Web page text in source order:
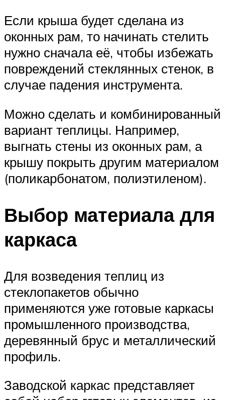
Если крыша будет сделана из
оконных рам, то начинать стелить
нужно сначала её, чтобы избежать
повреждений стеклянных стенок, в
случае падения инструмента.
Можно сделать и комбинированный
вариант теплицы. Например,
выгнать стены из оконных рам, а
крышу покрыть другим материалом
(поликарбонатом, полиэтиленом).
Выбор материала для
каркаса
Для возведения теплиц из
стеклопакетов обычно
применяются уже готовые каркасы
промышленного производства,
деревянный брус и металлический
профиль.
Заводской каркас представляет